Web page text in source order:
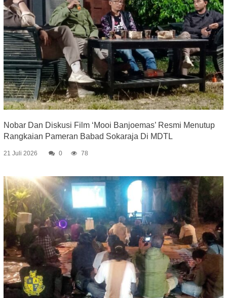
Nobar Dan Diskusi Film ‘Mooi Banjoemas’ Resmi Menutup
Rangkaian Pameran Babad Sokaraja Di MDTL
21 Juli 2026 0 78